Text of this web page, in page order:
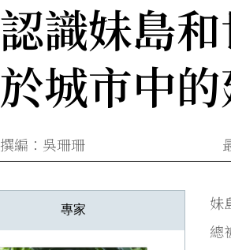
認識妹島
於城市中
撰編：吳珊珊
專家
妹
總